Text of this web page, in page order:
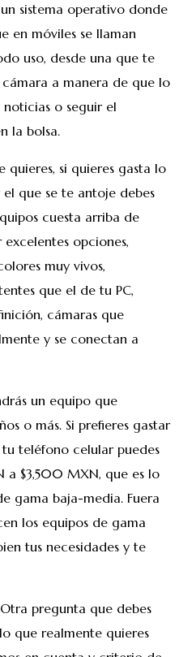
sistema operativo donde
en móviles se llaman
uso, desde una que te
a manera de que lo
noticias o seguir el
la bolsa.
quieres, si quieres gasta lo
que se te antoje debes
cuesta arriba de
opciones,
muy vivos,
que el de tu PC,
cámaras que
y se conectan a
un equipo que
o más. Si prefieres gastar
teléfono celular puedes
$3,500 MXN, que es lo
gama baja-media. Fuera
los equipos de gama
tus necesidades y te
pregunta que debes
que realmente quieres